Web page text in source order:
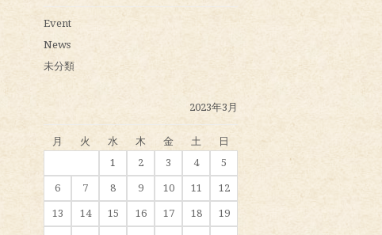
Event
News
未分類
2023年3月
月 火 水 木 金 土
日
1
2 3 4 5
6 7 8 9 10 11 12
13 14 15 16 17 18 19